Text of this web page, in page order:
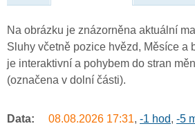
Na obrázku je znázorněna aktuální
Sluhy včetně pozice hvězd, Měsíce a
je interaktivní a pohybem do stran
(označena v dolní části).
Data: 08.08.2026 17:31, -1 hod, -5